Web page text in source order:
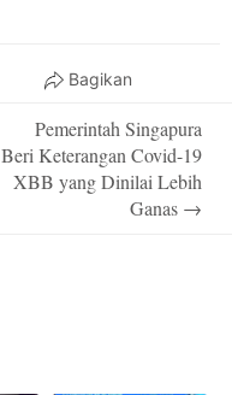
Bagikan
Pemerintah Singapura
Beri Keterangan Covid-19
XBB yang Dinilai Lebih
Ganas →